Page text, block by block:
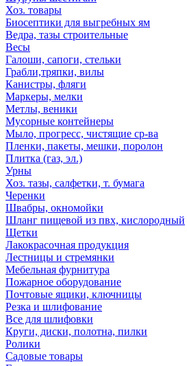
Хоз. товары
Биосептики для выгребных ям
Ведра, тазы строительные
Весы
Галоши, сапоги, стельки
Грабли,тряпки, вилы
Канистры, фляги
Маркеры, мелки
Метлы, веники
Мусорные контейнеры
Мыло, прогресс, чистящие ср-ва
Пленки, пакеты, мешки, поролон
Плитка (газ, эл.)
Урны
Хоз. тазы, салфетки, т. бумага
Черенки
Швабры, окномойки
Шланг пищевой из пвх, кислородный
Щетки
Лакокрасочная продукция
Лестницы и стремянки
Мебельная фурнитура
Пожарное оборудование
Почтовые ящики, ключницы
Резка и шлифование
Все для шлифовки
Круги, диски, полотна, пилки
Ролики
Садовые товары